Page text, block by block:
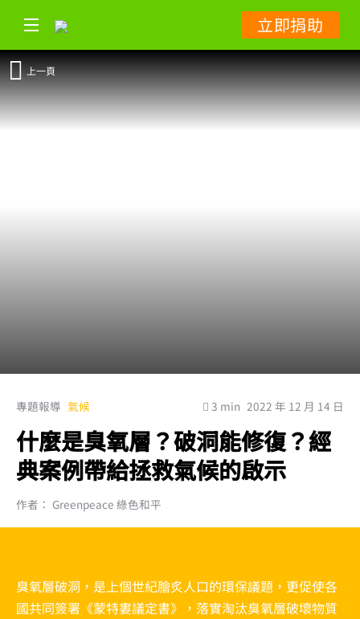
立即捐助
上一頁
專題報導 氣候 3 min 2022 年 12 月 14 日
什麼是臭氧層？破洞能修復？經
典案例帶給拯救氣候的啟示
作者： Greenpeace 綠色和平
臭氧層破洞，是上個世紀膾炙人口的環保議題，更促使各
國共同簽署《蒙特婁議定書》，落實淘汰臭氧層破壞物質